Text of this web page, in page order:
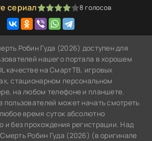
сериал
3 4 5 8 голосов
Робин Гуда (2026) доступен для
нашего портала в хорошем
качестве на СмартТВ, игровых
стационарном персональном
на любом телефоне и планшете.
пользователей может начать смотреть
время суток абсолютно
и без прохождения регистрации. Над
Робин Гуда (2026) (в оригинале